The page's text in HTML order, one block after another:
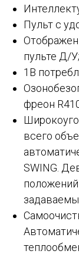
Пульт с
пульте Д/У;
1В
фреон
всего
SWING.